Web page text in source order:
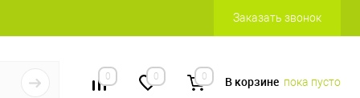
Заказать звонок
0 0 0 В корзине пока пусто